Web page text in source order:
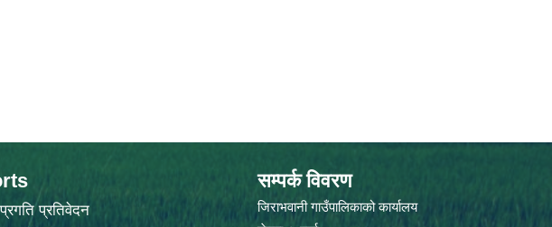
प्रगति प्रतिवेदन
सम्पर्क विवरण
जिराभवानी गाउँपालिकाको कार्यालय